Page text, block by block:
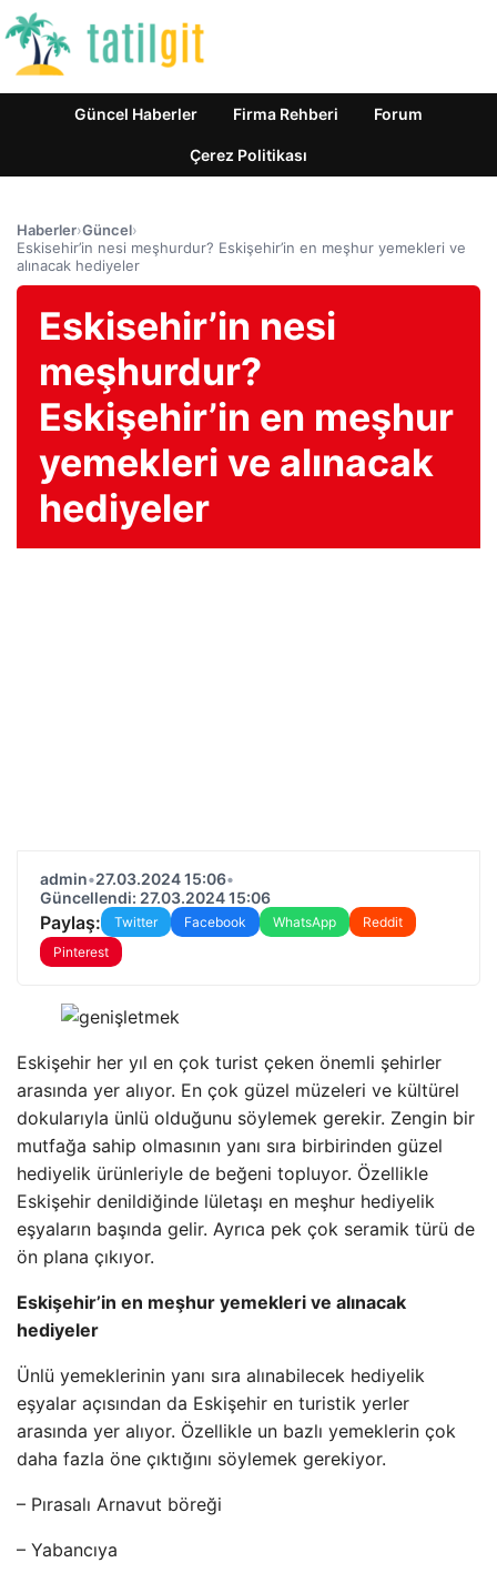
Güncel Haberler Firma Rehberi Forum
Çerez Politikası
Haberler›Güncel›
Eskisehir’in nesi meşhurdur? Eskişehir’in en meşhur yemekleri ve
alınacak hediyeler
Eskisehir’in nesi
meşhurdur?
Eskişehir’in en meşhur
yemekleri ve alınacak
hediyeler
admin•27.03.2024 15:06•
Güncellendi: 27.03.2024 15:06
Paylaş: Twitter Facebook WhatsApp
Reddit
Pinterest
Eskişehir her yıl en çok turist çeken önemli şehirler
arasında yer alıyor. En çok güzel müzeleri ve kültürel
dokularıyla ünlü olduğunu söylemek gerekir. Zengin bir
mutfağa sahip olmasının yanı sıra birbirinden güzel
hediyelik ürünleriyle de beğeni topluyor. Özellikle
Eskişehir denildiğinde lületaşı en meşhur hediyelik
eşyaların başında gelir. Ayrıca pek çok seramik türü de
ön plana çıkıyor.
Eskişehir’in en meşhur yemekleri ve alınacak
hediyeler
Ünlü yemeklerinin yanı sıra alınabilecek hediyelik
eşyalar açısından da Eskişehir en turistik yerler
arasında yer alıyor. Özellikle un bazlı yemeklerin çok
daha fazla öne çıktığını söylemek gerekiyor.
– Pırasalı Arnavut böreği
– Yabancıya